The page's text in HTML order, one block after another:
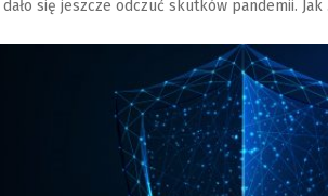
dało się jeszcze odczuć skutków pandemii. Jak